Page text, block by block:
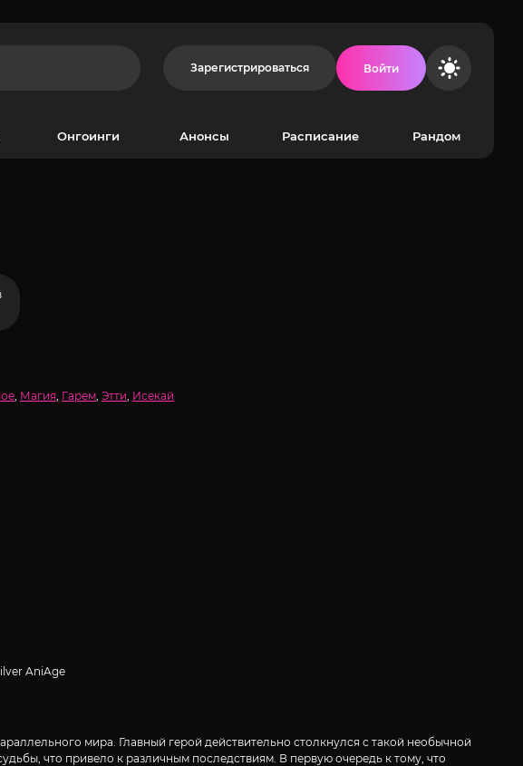
Зарегистрироваться Войти
Онгоинги Анонсы Расписание Рандом
, Магия, Гарем, Этти, Исекай
AniAge
мира. Главный герой действительно столкнулся с такой необычной
что привело к различным последствиям. В первую очередь к тому, что